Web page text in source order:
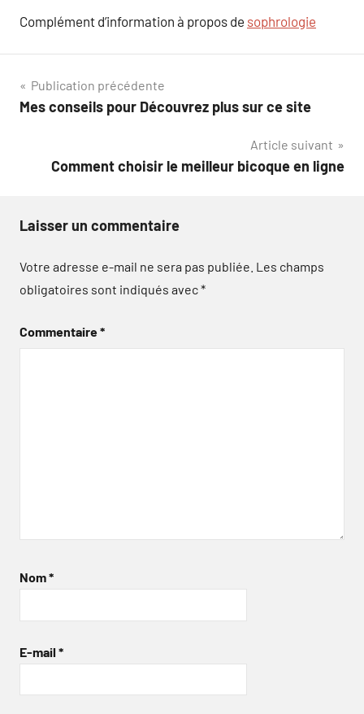
Complément d’information à propos de sophrologie
Navigation
de
Publication précédente
Mes conseils pour Découvrez plus sur ce site
Article suivant
Comment choisir le meilleur bicoque en ligne
Laisser un commentaire
Votre adresse e-mail ne sera pas publiée. Les champs
obligatoires sont indiqués avec*
Commentaire*
Nom*
E-mail *